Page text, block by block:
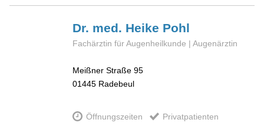
Dr. med. Heike Pohl
Fachärztin für Augenheilkunde | Augenärztin
Meißner Straße 95
01445 Radebeul
Öffnungszeiten Privatpatienten